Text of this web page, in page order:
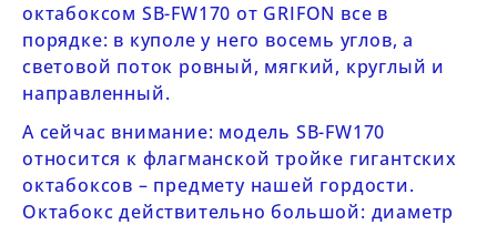
октабоксом SB-FW170от GRIFON все в
порядке: в куполе у него восемь углов, а
световой поток ровный, мягкий, круглый и
направленный.
А сейчас внимание: модель SB-FW170
относится к флагманской тройке гигантских
октабоксов – предмету нашей гордости.
Октабокс действительно большой: диаметр